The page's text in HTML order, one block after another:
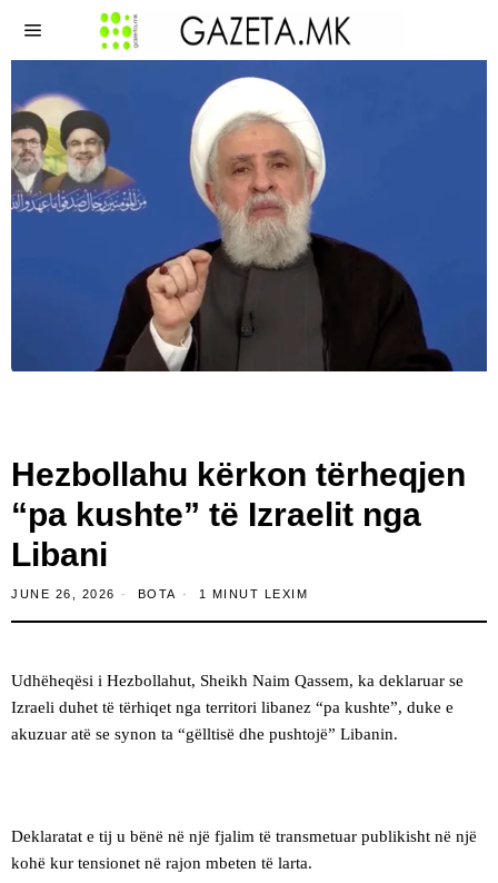
Hezbollahu kërkon tërheqjen
“pa kushte” të Izraelit nga
Libani
JUNE 26, 2026 BOTA 1 MINUT LEXIM
Udhëheqësi i Hezbollahut, Sheikh Naim Qassem, ka deklaruar se
Izraeli duhet të tërhiqet nga territori libanez “pa kushte”, duke e
akuzuar atë se synon ta “gëlltisë dhe pushtojë” Libanin.
Deklaratat e tij u bënë në një fjalim të transmetuar publikisht në një
kohë kur tensionet në rajon mbeten të larta.